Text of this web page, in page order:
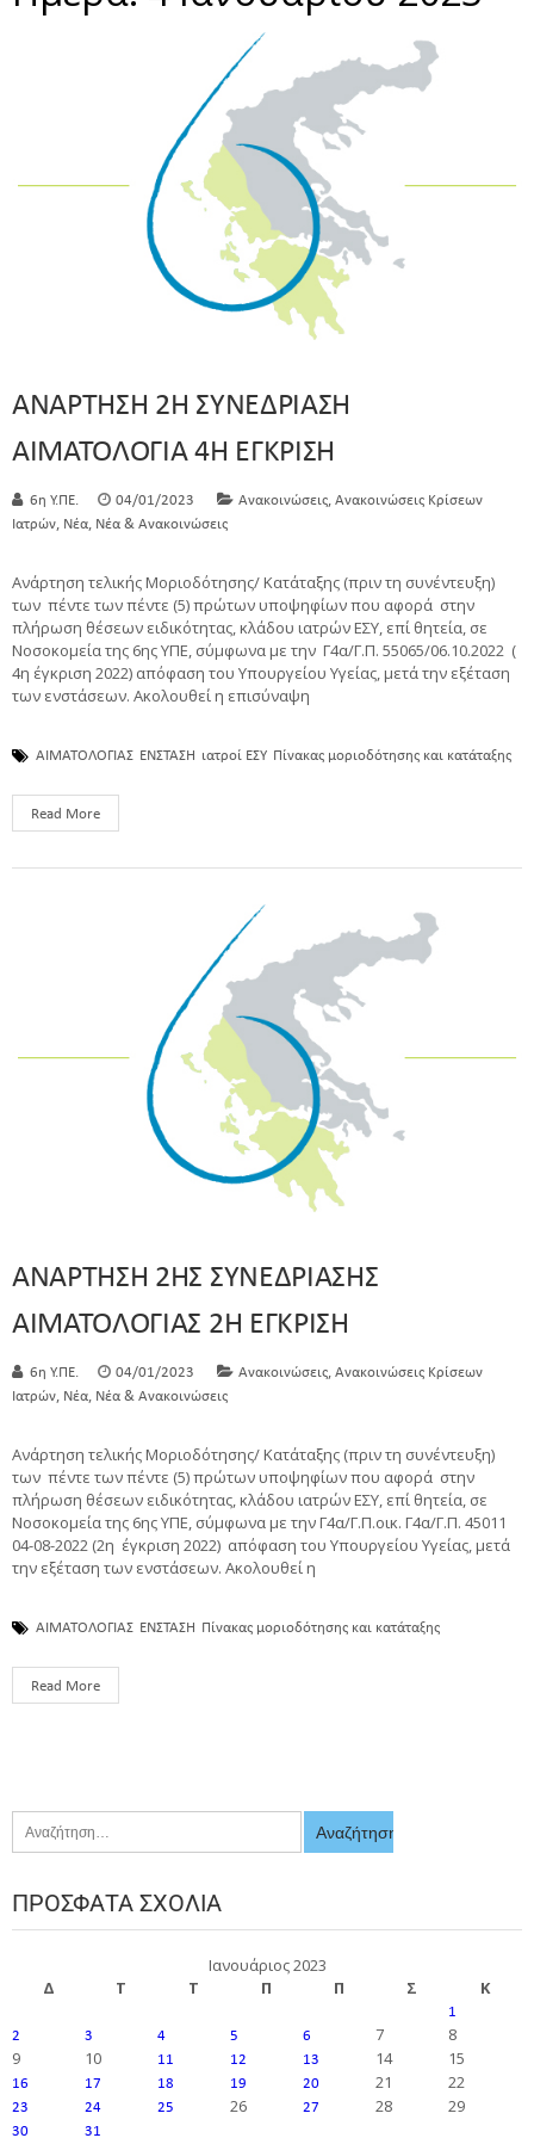
ΑΝΑΡΤΗΣΗ 2Η ΣΥΝΕΔΡΙΑΣΗ
ΑΙΜΑΤΟΛΟΓΙΑ 4Η ΕΓΚΡΙΣΗ
6η Υ.ΠΕ. 04/01/2023 Ανακοινώσεις, Ανακοινώσεις Κρίσεων
Ιατρών, Νέα, Νέα & Ανακοινώσεις
Ανάρτηση τελικής Μοριοδότησης/ Κατάταξης (πριν τη συνέντευξη)
των πέντε των πέντε (5) πρώτων υποψηφίων που αφορά στην
πλήρωση θέσεων ειδικότητας, κλάδου ιατρών ΕΣΥ, επί θητεία, σε
Νοσοκομεία της 6ης ΥΠΕ, σύμφωνα με την Γ4α/Γ.Π. 55065/06.10.2022 (
4η έγκριση 2022) απόφαση του Υπουργείου Υγείας, μετά την εξέταση
των ενστάσεων. Ακολουθεί η επισύναψη
ΑΙΜΑΤΟΛΟΓΙΑΣ ΕΝΣΤΑΣΗ ιατροί ΕΣΥ Πίνακας μοριοδότησης και κατάταξης
Read More
ΑΝΑΡΤΗΣΗ 2ΗΣ ΣΥΝΕΔΡΙΑΣΗΣ
ΑΙΜΑΤΟΛΟΓΙΑΣ 2Η ΕΓΚΡΙΣΗ
6η Υ.ΠΕ. 04/01/2023 Ανακοινώσεις, Ανακοινώσεις Κρίσεων
Ιατρών, Νέα, Νέα & Ανακοινώσεις
Ανάρτηση τελικής Μοριοδότησης/ Κατάταξης (πριν τη συνέντευξη)
των πέντε των πέντε (5) πρώτων υποψηφίων που αφορά στην
πλήρωση θέσεων ειδικότητας, κλάδου ιατρών ΕΣΥ, επί θητεία, σε
Νοσοκομεία της 6ης ΥΠΕ, σύμφωνα με την Γ4α/Γ.Π.οικ. Γ4α/Γ.Π. 45011
04-08-2022 (2η έγκριση 2022) απόφαση του Υπουργείου Υγείας, μετά
την εξέταση των ενστάσεων. Ακολουθεί η
ΑΙΜΑΤΟΛΟΓΙΑΣ ΕΝΣΤΑΣΗ Πίνακας μοριοδότησης και κατάταξης
Read More
ΠΡΌΣΦΑΤΑ ΣΧΌΛΙΑ
Ιανουάριος 2023
Δ
Τ Τ Π Π Σ Κ
1
2
3 4 5 6 7
8
9
10 11 12 13 14 15
16 17 18 19 20 21 22
23 24 25 26 27 28 29
30 31